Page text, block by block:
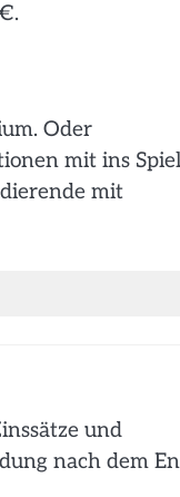
Oder
mit ins
mit
und
nach dem